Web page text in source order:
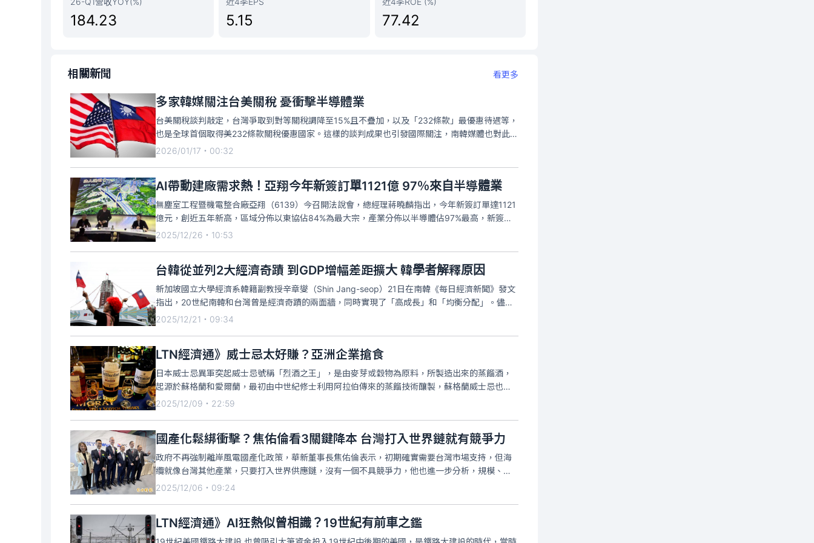
184.23 5.15 77.42
相關新聞 看更多
多家韓媒關注台美關稅 憂衝擊半導體業
台美關稅談判敲定，台灣爭取到對等關稅調降至15%且不疊加，以及「232條款」最優惠待遇等，
也是全球首個取得美232條款關稅優惠國家。這樣的談判成果也引發國際關注，南韓媒體也對此進
行報導，由於與台灣半導體產業有競爭關係，擔心韓國半導體展業會受到影響，多家韓媒也關
2026/01/17・00:32
AI帶動建廠需求熱！亞翔今年新簽訂單1121億 97％來自半導體業
無塵室工程暨機電整合廠亞翔（6139）今召開法說會，總經理蔣曉麟指出，今年新簽訂單達1121
億元，創近五年新高，區域分佈以東協佔84%為最大宗，產業分佈以半導體佔97%最高，新簽訂
單幾乎皆來自半導體，公共工程（如捷運、機場）接案較少。在建工程合約金額累計達1753億
2025/12/26・10:53
台韓從並列2大經濟奇蹟 到GDP增幅差距擴大 韓學者解釋原因
新加坡國立大學經濟系韓籍副教授辛章燮（Shin Jang-seop）21日在南韓《每日經濟新聞》發文
指出，20世紀南韓和台灣曾是經濟奇蹟的兩面牆，同時實現了「高成長」和「均衡分配」。儘管2
國經濟都表現出色，但最近的發展顯示，南韓面臨成長放緩，而台灣經濟再次飆速成長，這顯示2
2025/12/21・09:34
LTN經濟通》威士忌太好賺？亞洲企業搶食
日本威士忌異軍突起威士忌號稱「烈酒之王」，是由麥芽或穀物為原料，所製造出來的蒸餾酒，
起源於蘇格蘭和愛爾蘭，最初由中世紀修士利用阿拉伯傳來的蒸餾技術釀製，蘇格蘭威士忌也被
視為全世界威士忌發展的標準，不過隨著經濟發展和全球交流，這個源自西方的威士忌文化逐漸
2025/12/09・22:59
國產化鬆綁衝擊？焦佑倫看3關鍵降本 台灣打入世界鏈就有競爭力
政府不再強制離岸風電國產化政策，華新董事長焦佑倫表示，初期確實需要台灣市場支持，但海
纜就像台灣其他產業，只要打入世界供應鏈，沒有一個不具競爭力，他也進一步分析，規模、共
建與技術三大關鍵可以讓風電建造成本降低。華新旗下海纜電廠6日正式開幕，同為國產化陣營的
2025/12/06・09:24
LTN經濟通》AI狂熱似曾相識？19世紀有前車之鑑